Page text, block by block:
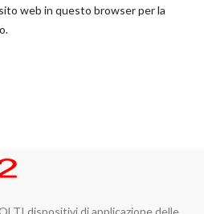
web in questo browser per la
dispositivi di applicazione delle